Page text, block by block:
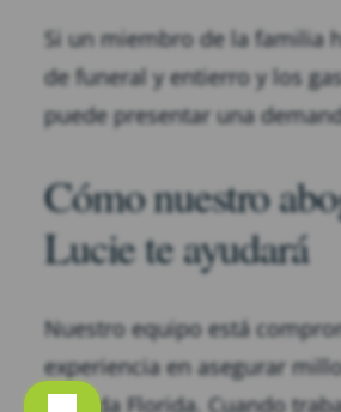
Si un miembro de la familia
de funeral y entierro y los
puede presentar una
Cómo nuestro
Lucie te ayudará
Nuestro equipo está
experiencia en asegurar
en toda Florida. Cuando